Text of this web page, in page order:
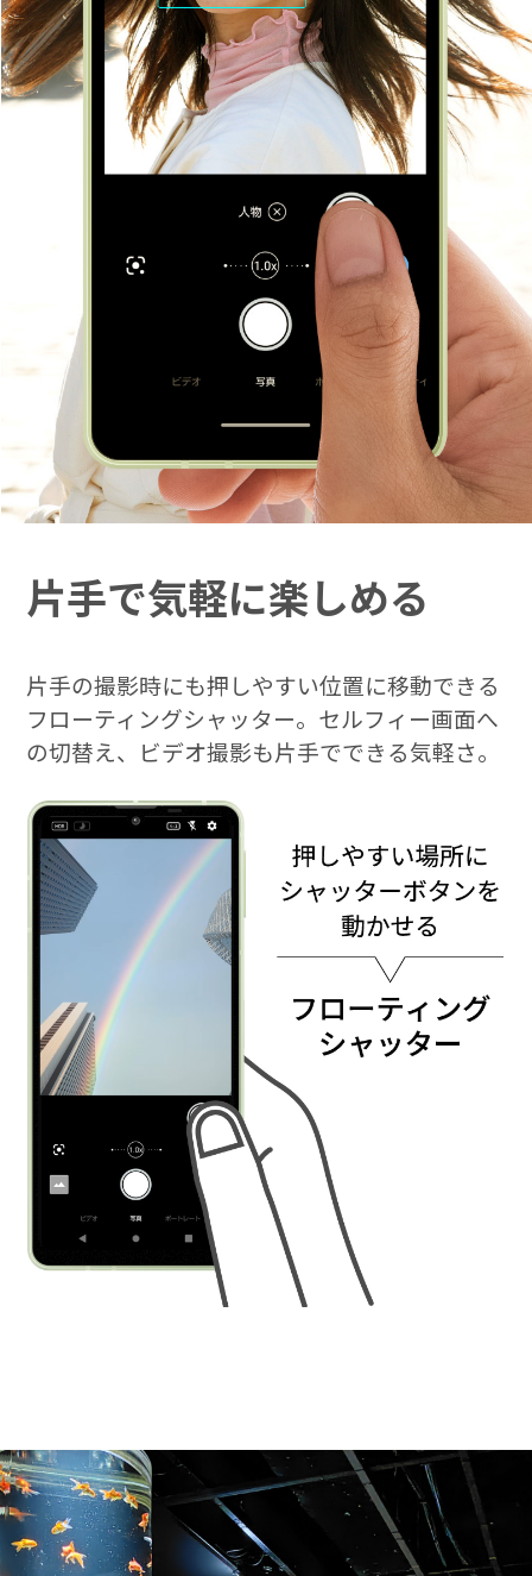
タブレット / その他
AQUOSをもっと知る
スペシャル
片手で気軽に楽しめる
片手の撮影時にも押しやすい位置に移動できる
フローティングシャッター。セルフィー画面へ
の切替え、ビデオ撮影も片手でできる気軽さ。